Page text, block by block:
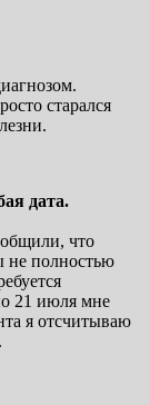
старался
дата.
что
не полностью
21 июля мне
я отсчитываю